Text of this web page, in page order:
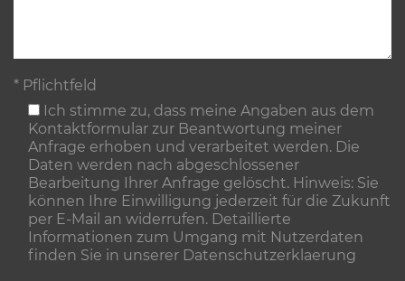
* Pflichtfeld
Ich stimme zu, dass meine Angaben aus dem
Kontaktformular zur Beantwortung meiner
Anfrage erhoben und verarbeitet werden. Die
Daten werden nach abgeschlossener
Bearbeitung Ihrer Anfrage gelöscht. Hinweis: Sie
können Ihre Einwilligung jederzeit für die Zukunft
per E-Mail an widerrufen. Detaillierte
Informationen zum Umgang mit Nutzerdaten
finden Sie in unserer Datenschutzerklaerung